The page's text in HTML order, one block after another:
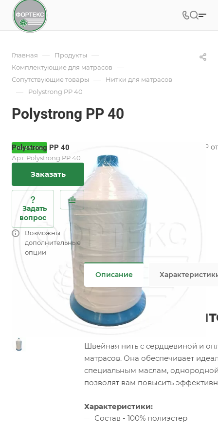
Главная — Продукты —
Комплектующие для матрасов —
Сопутствующие товары — Нитки для матрасов
— Polystrong PP 40
Polystrong PP 40
Polystrong PP 40
Арт. Polystrong PP 40
Заказать
Задать
вопрос
Возможны
дополнительные
опции
НОВИНКА
Нитки для матрасов Polystrong PP
высокой разрывной прочностью.
Подробности
Характеристики
100% полиэстер
4 бобины / коробка
Страна производитель
Не является публичной офертой
Описание
Нитки для
Швейная нить с сердцевиной и
матрасов. Она обеспечивает
специальным маслам,
позволят вам повысить
Характеристики:
Состав - 100% полиэстер